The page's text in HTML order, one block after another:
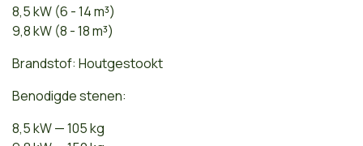
8,5 kW (6 - 14 m³)
9,8 kW (8 - 18 m³)
Brandstof: Houtgestookt
Benodigde stenen:
8,5 kW — 105 kg